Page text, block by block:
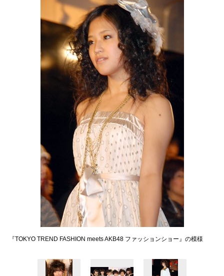
『TOKYO TREND FASHION meets AKB48 ファッションショー』の模様